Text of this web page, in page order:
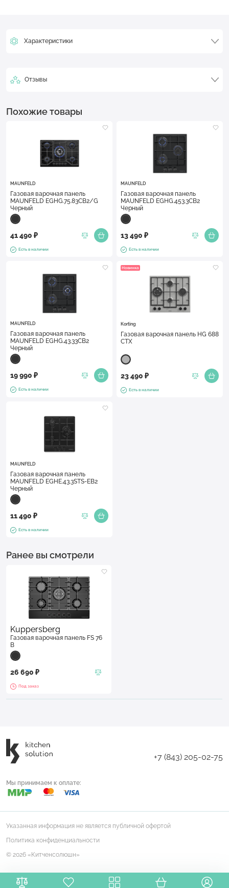
Характеристики
Отзывы
Похожие товары
MAUNFELD
Газовая варочная панель
MAUNFELD EGHG.75.83CB2/G
Черный
41 490 ₽
Есть в наличии
MAUNFELD
Газовая варочная панель
MAUNFELD EGHG.453.3CB2
Черный
13 490 ₽
Есть в наличии
MAUNFELD
Газовая варочная панель
MAUNFELD EGHG.43.33CB2
Черный
19 990 ₽
Есть в наличии
Новинка
Korting
Газовая варочная панель HG 688
CTX
23 490 ₽
Есть в наличии
MAUNFELD
Газовая варочная панель
MAUNFELD EGHE.43.3STS-EB2
Черный
11 490 ₽
Есть в наличии
Ранее вы смотрели
Kuppersberg
Газовая варочная панель FS 76
B
26 690 ₽
Под заказ
+7 (843) 205-02-75
Мы принимаем к оплате:
© 2026 «Китченсолюшн»
Политика конфиденциальности
Указанная информация не является публичной офертой